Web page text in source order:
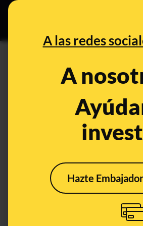
A las redes
A
Hazte
La visita de la
preguntas y
Feb 7, 2024, 4:10:26 PM